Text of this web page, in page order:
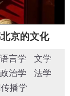
语言学
文学
政治学
法学
播学